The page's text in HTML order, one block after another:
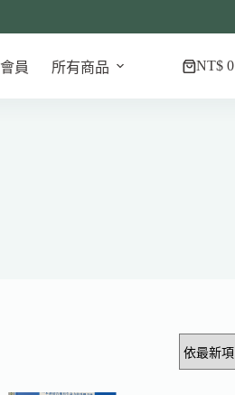
員 所有商品
購
NT$0